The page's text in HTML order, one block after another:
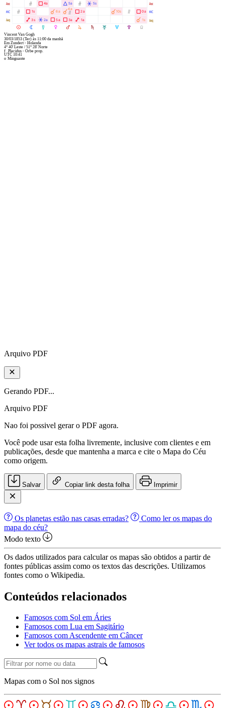
M N O P Q R S T U V Y
W
W
X
X
l
l
Ó
Ä 3s
Ó
Ã 1s
Â 2a
Ã 4a
5a
À 6a
3a
Á 5a
À Ò
4a
Ä 1a
Ó
Ã 2a
Â 5s
À10s
Ò
À 1s
Ã 0a
Vincent Van Gogh
30/03/1853 (Ter) às 11:00 da manhã
EmZundert - Holanda
4° 40' Leste/51° 28' Norte
f Placidus - Orbe prop.
UTC 10:41
Minguante
o
Arquivo PDF
Gerando PDF...
Arquivo PDF
Nao foi possivel gerar o PDF agora.
Você pode usar esta folha livremente, inclusive com clientes e em
publicações, desde que mantenha a marca e cite o Mapa do Céu
como origem.
Salvar Copiar link desta folha Imprimir
Os planetas estão nas casas erradas?
Como ler os mapas do
mapa do céu?
Modo texto
Os dados utilizados para calcular os mapas são obtidos a partir de
fontes públicas assim como os textos das descrições. Utilizamos
fontes como o Wikipedia.
Conteúdos relacionados
Famosos com Sol em Áries
Famosos com Lua em Sagitário
Famosos com Ascendente em Câncer
Ver todos os mapas astrais de famosos
Mapas com o Sol nos signos